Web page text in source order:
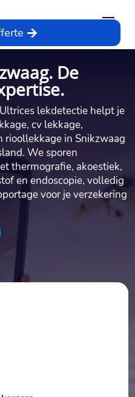
De
lekdetectie helpt je
cv lekkage,
in Snikzwaag
We sporen
thermografie, akoestiek,
en endoscopie, volledig
voor je verzekering